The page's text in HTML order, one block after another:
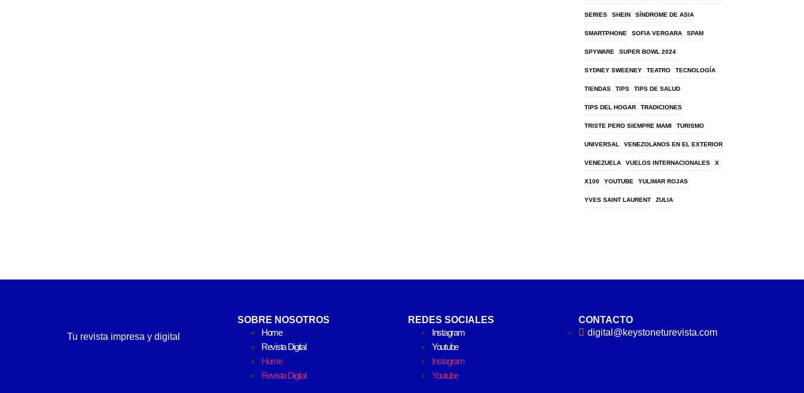
SERIES SHEIN SÍNDROME DE ASIA
SMARTPHONE SOFIA VERGARA SPAM
SPYWARE SUPER BOWL 2024
SYDNEY SWEENEY TEATRO TECNOLOGÍA
TIENDAS TIPS TIPS DE SALUD
TIPS DEL HOGAR TRADICIONES
TRISTE PERO SIEMPRE MAMI TURISMO
UNIVERSAL VENEZOLANOS EN EL EXTERIOR
VENEZUELA VUELOS INTERNACIONALES X
X100 YOUTUBE YULIMAR ROJAS
YVES SAINT LAURENT ZULIA
Tu revista impresa y digital
SOBRE NOSOTROS
Home
Revista Digital
Home
Revista Digital
REDES SOCIALES
Instagram
Youtube
Instagram
Youtube
CONTACTO
digital@keystoneturevista.com